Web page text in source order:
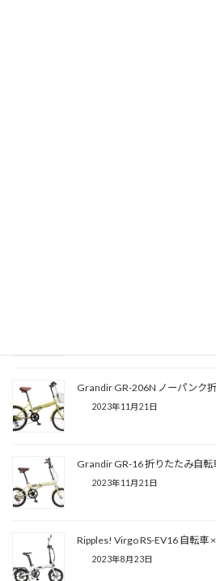
Grandir GR-206N ノーパンク
2023年11月21日
Grandir GR-16 折りたたみ自転
2023年11月21日
Ripples! Virgo RS-EV16 自転車
2023年8月23日